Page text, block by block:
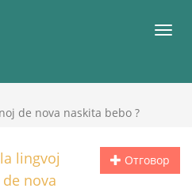
de nova naskita bebo ?
Отговор
lingvoj
nova